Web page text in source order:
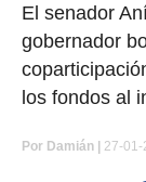
El senador
gobernador
los fondos al
Por Damián | 27-01-